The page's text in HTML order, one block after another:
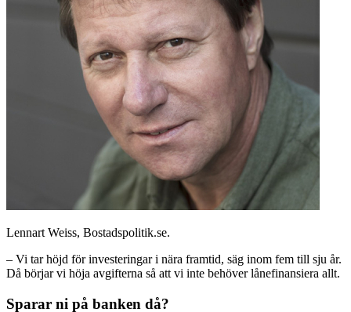
Lennart Weiss, Bostadspolitik.se.
– Vi tar höjd för investeringar i nära framtid, säg inom fem till sju år.
Då börjar vi höja avgifterna så att vi inte behöver lånefinansiera allt.
Sparar ni på banken då?